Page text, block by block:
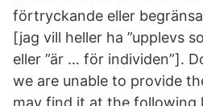
förtryckande eller
[jag vill heller ha ”upplevs
eller ”är … för individen”].
we are unable to provide
may find it at the following